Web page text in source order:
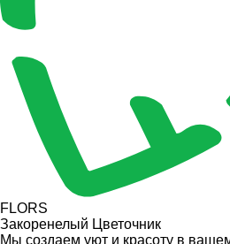
FLORS
Закоренелый Цветочник
Мы создаем уют и красоту в